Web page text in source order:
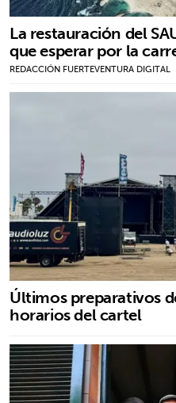
La restauración del
que esperar por la
REDACCIÓN FUERTEVENTURA DIGITAL
Últimos preparativos
horarios del cartel